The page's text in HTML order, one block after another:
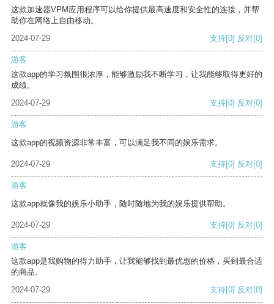
这款加速器VPM应用程序可以给你提供最高速度和安全性的连接，并帮
助你在网络上自由移动。
2024-07-29
支持[0] 反对[0]
游客
这款app的学习氛围很浓厚，能够激励我不断学习，让我能够取得更好的
成绩。
2024-07-29
支持[0] 反对[0]
游客
这款app的视频资源非常丰富，可以满足我不同的娱乐需求。
2024-07-29 支持[0] 反对[0]
游客
这款app就像我的娱乐小助手，随时随地为我的娱乐提供帮助。
2024-07-29 支持[0] 反对[0]
游客
这款app是我购物的得力助手，让我能够找到最优惠的价格，买到最合适
的商品。
2024-07-29
支持[0] 反对[0]